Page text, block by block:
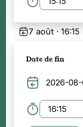
7 août · 16:15
Date de fin